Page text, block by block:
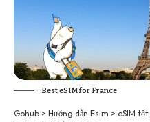
Best eSIM for France
Gohub > Hướng dẫn Esim > eSIM